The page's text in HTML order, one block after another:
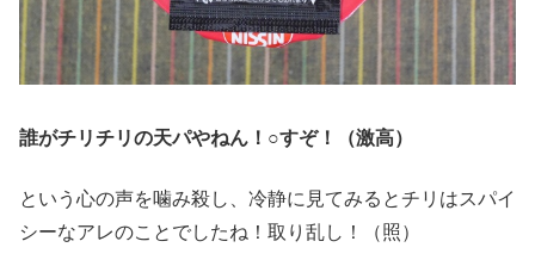
誰がチリチリの天パやねん！○すぞ！（激高）
という心の声を噛み殺し、冷静に見てみるとチリはスパイ
シーなアレのことでしたね！取り乱し！（照）